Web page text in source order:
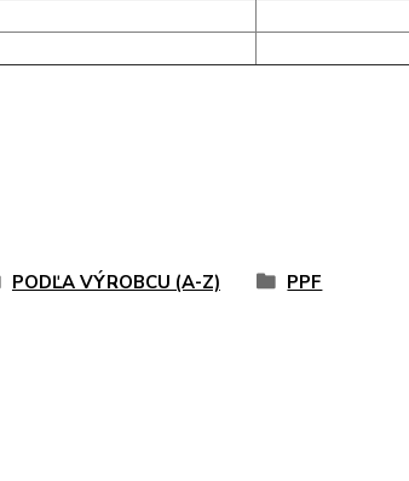
PODĽA VÝROBCU (A-Z) PPF